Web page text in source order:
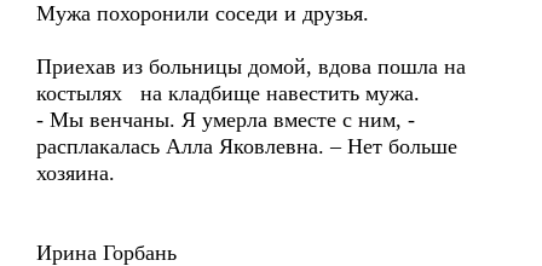
Мужа похоронили соседи и друзья.
Приехав из больницы домой, вдова пошла на
костылях на кладбище навестить мужа.
- Мы венчаны. Я умерла вместе с ним, -
расплакалась Алла Яковлевна. – Нет больше
хозяина.
Ирина Горбань